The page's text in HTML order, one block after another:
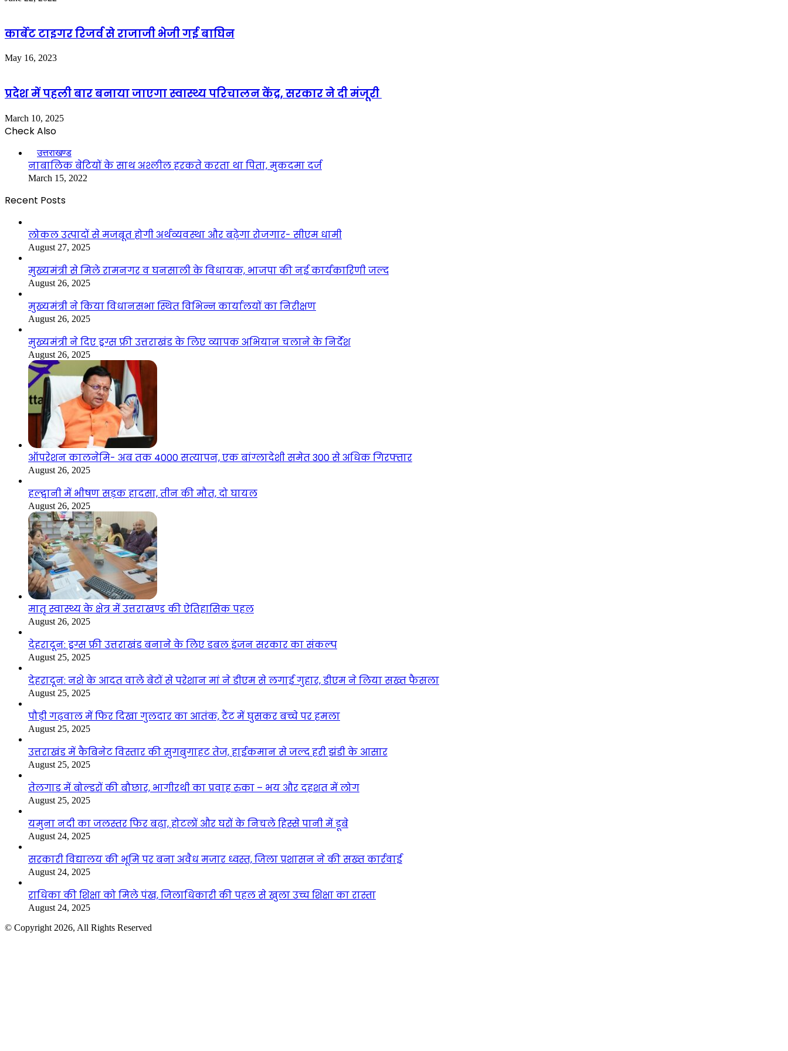
कार्बेट टाइगर रिजर्व से राजाजी भेजी गई बाघिन
May 16, 2023
प्रदेश में पहली बार बनाया जाएगा स्वास्थ्य परिचालन केंद्र, सरकार ने दी मंजूरी
March 10, 2025
Check Also
उत्तराखण्ड
नाबालिक बेटियों के साथ अश्लील हरकते करता था पिता, मुकदमा दर्ज
March 15, 2022
Recent Posts
लोकल उत्पादों से मजबूत होगी अर्थव्यवस्था और बढ़ेगा रोजगार- सीएम धामी
August 27, 2025
मुख्यमंत्री से मिले रामनगर व घनसाली के विधायक, भाजपा की नई कार्यकारिणी जल्द
August 26, 2025
मुख्यमंत्री ने किया विधानसभा स्थित विभिन्न कार्यालयों का निरीक्षण
August 26, 2025
मुख्यमंत्री ने दिए ड्रग्स फ्री उत्तराखंड के लिए व्यापक अभियान चलाने के निर्देश
August 26, 2025
ऑपरेशन कालनेमि- अब तक 4000 सत्यापन, एक बांग्लादेशी समेत 300 से अधिक गिरफ्तार
August 26, 2025
हल्द्वानी में भीषण सड़क हादसा, तीन की मौत, दो घायल
August 26, 2025
मातृ स्वास्थ्य के क्षेत्र में उत्तराखण्ड की ऐतिहासिक पहल
August 26, 2025
देहरादून: ड्रग्स फ्री उत्तराखंड बनाने के लिए डबल इंजन सरकार का संकल्प
August 25, 2025
देहरादून: नशे के आदत वाले बेटों से परेशान मां ने डीएम से लगाई गुहार, डीएम ने लिया सख्त फैसला
August 25, 2025
पौड़ी गढ़वाल में फिर दिखा गुलदार का आतंक, टैंट में घुसकर बच्चे पर हमला
August 25, 2025
उत्तराखंड में कैबिनेट विस्तार की सुगबुगाहट तेज, हाईकमान से जल्द हरी झंडी के आसार
August 25, 2025
तेलगाड में बोल्डरों की बौछार, भागीरथी का प्रवाह रुका – भय और दहशत में लोग
August 25, 2025
यमुना नदी का जलस्तर फिर बढ़ा, होटलों और घरों के निचले हिस्से पानी में डूबे
August 24, 2025
सरकारी विद्यालय की भूमि पर बना अवैध मजार ध्वस्त, जिला प्रशासन ने की सख्त कार्रवाई
August 24, 2025
राधिका की शिक्षा को मिले पंख, जिलाधिकारी की पहल से खुला उच्च शिक्षा का रास्ता
August 24, 2025
© Copyright 2026, All Rights Reserved